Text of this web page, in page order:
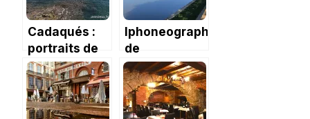
Cadaqués :
portraits de
rue
Iphoneography
de
septembre
2020
exclusivement
à Toulouse